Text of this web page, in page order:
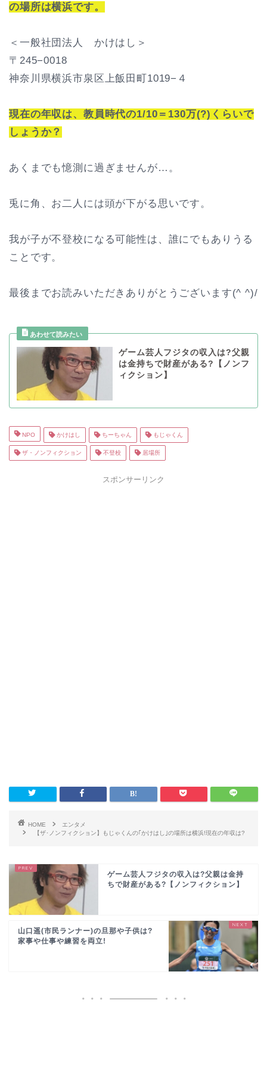
の場所は横浜です。
＜一般社団法人 かけはし＞
〒245−0018
神奈川県横浜市泉区上飯田町1019−４
現在の年収は、教員時代の1/10＝130万(?)くらいで
しょうか？
あくまでも憶測に過ぎませんが…。
兎に角、お二人には頭が下がる思いです。
我が子が不登校になる可能性は、誰にでもありうる
ことです。
最後までお読みいただきありがとうございます(^ ^)/
ゲーム芸人フジタの収入は?父親
は金持ちで財産がある?【ノンフ
ィクション】
NPO かけはし ちーちゃん もじゃくん
ザ・ノンフィクション 不登校 居場所
スポンサーリンク
HOME
エンタメ
【ザ･ノンフィクション】もじゃくんの｢かけはし｣の場所は横浜!現在の年収は?
ゲーム芸人フジタの収入は?父親は金持
ちで財産がある?【ノンフィクション】
山口遥(市民ランナー)の旦那や子供は?
家事や仕事や練習を両立!